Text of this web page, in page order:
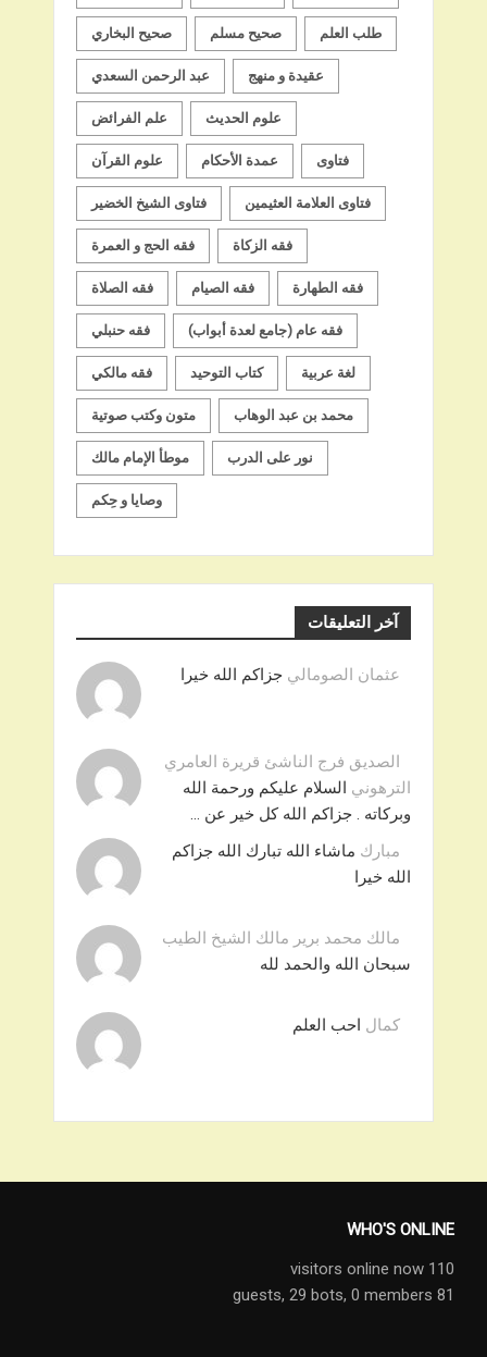
صحيح البخاري صحيح مسلم طلب العلم
عبد الرحمن السعدي عقيدة و منهج
علم الفرائض علوم الحديث
علوم القرآن عمدة الأحكام فتاوى
فتاوى الشيخ الخضير فتاوى العلامة العثيمين
فقه الحج و العمرة فقه الزكاة
فقه الصلاة فقه الصيام فقه الطهارة
فقه حنبلي فقه عام (جامع لعدة أبواب)
فقه مالكي كتاب التوحيد لغة عربية
متون وكتب صوتية محمد بن عبد الوهاب
موطأ الإمام مالك نور على الدرب
وصايا و حِكم
آخر التعليقات
عثمان الصومالي جزاكم الله خيرا
الصديق فرج الناشئ قريرة العامري
الترهوني السلام عليكم ورحمة الله
وبركاته . جزاكم الله كل خير عن …
مبارك ماشاء الله تبارك الله جزاكم
الله خيرا
مالك محمد برير مالك الشيخ الطيب
سبحان الله والحمد لله
كمال احب العلم
WHO'S ONLINE
110 visitors online now
81 guests,
29 bots, 0 members